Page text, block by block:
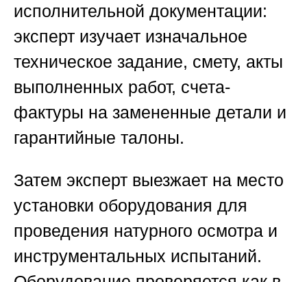
исполнительной документации:
эксперт изучает изначальное
техническое задание, смету, акты
выполненных работ, счета-
фактуры на замененные детали и
гарантийные талоны.
Затем эксперт выезжает на место
установки оборудования для
проведения натурного осмотра и
инструментальных испытаний.